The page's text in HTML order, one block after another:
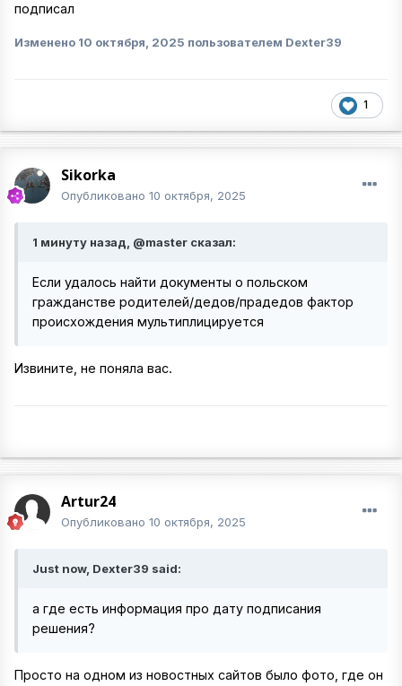
подписал
Изменено 10 октября, 2025 пользователем Dexter39
1
Sikorka
Опубликовано 10 октября, 2025
1 минуту назад, @master сказал:
Если удалось найти документы о польском
гражданстве родителей/дедов/прадедов фактор
происхождения мультиплицируется
Извините, не поняла вас.
Artur24
Опубликовано 10 октября, 2025
Just now, Dexter39 said:
а где есть информация про дату подписания
решения?
Просто на одном из новостных сайтов было фото, где он